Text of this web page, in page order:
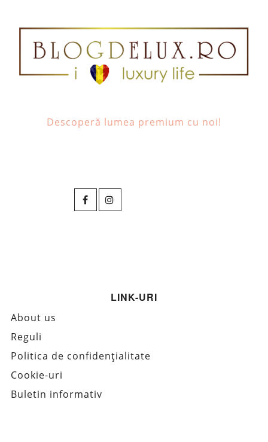
Descoperă lumea premium cu noi!
LINK-URI
About us
Reguli
Politica de confidențialitate
Cookie-uri
Buletin informativ